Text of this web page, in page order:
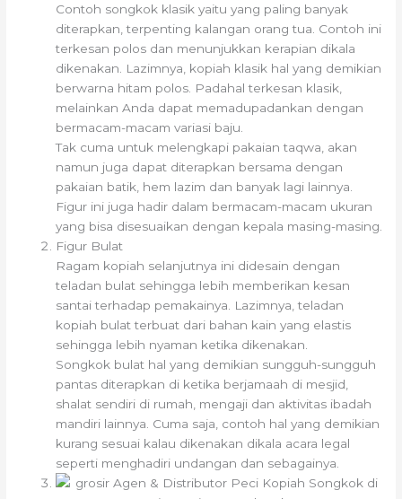
Contoh songkok klasik yaitu yang paling banyak
diterapkan, terpenting kalangan orang tua. Contoh ini
terkesan polos dan menunjukkan kerapian dikala
dikenakan. Lazimnya, kopiah klasik hal yang demikian
berwarna hitam polos. Padahal terkesan klasik,
melainkan Anda dapat memadupadankan dengan
bermacam-macam variasi baju.
Tak cuma untuk melengkapi pakaian taqwa, akan
namun juga dapat diterapkan bersama dengan
pakaian batik, hem lazim dan banyak lagi lainnya.
Figur ini juga hadir dalam bermacam-macam ukuran
yang bisa disesuaikan dengan kepala masing-masing.
Figur Bulat
Ragam kopiah selanjutnya ini didesain dengan
teladan bulat sehingga lebih memberikan kesan
santai terhadap pemakainya. Lazimnya, teladan
kopiah bulat terbuat dari bahan kain yang elastis
sehingga lebih nyaman ketika dikenakan.
Songkok bulat hal yang demikian sungguh-sungguh
pantas diterapkan di ketika berjamaah di mesjid,
shalat sendiri di rumah, mengaji dan aktivitas ibadah
mandiri lainnya. Cuma saja, contoh hal yang demikian
kurang sesuai kalau dikenakan dikala acara legal
seperti menghadiri undangan dan sebagainya.